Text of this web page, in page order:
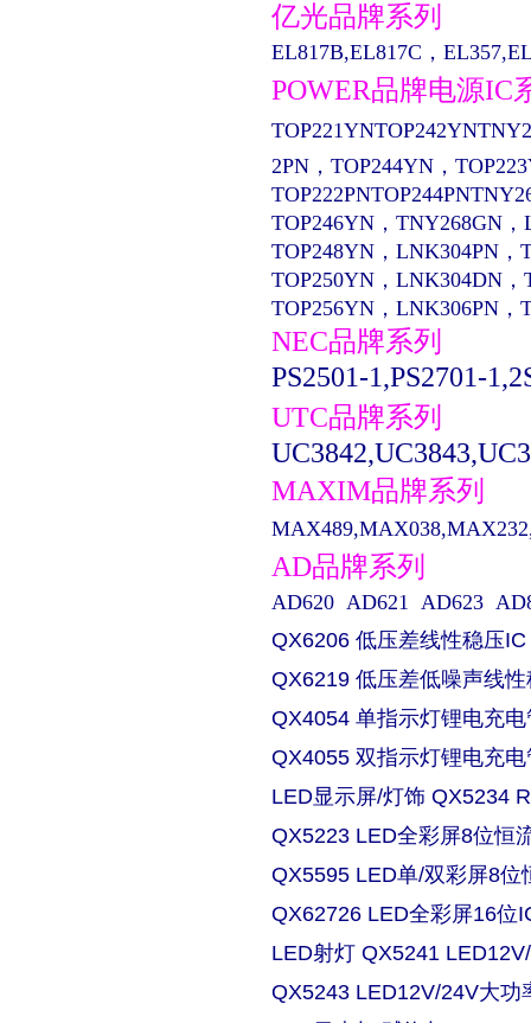
亿光品牌系列
EL817B,EL817C，
POWER品牌电源IC
2PN，TOP244YN，
TOP246YN，TNY268GN
TOP248YN，LNK304PN，
TOP250YN，LNK304DN，
TOP256YN，LNK306PN
NEC品牌系列
PS2501-1,PS2701-
UTC品牌系列
MAXIM品牌系列
AD品牌系列
AD620 AD621 AD623
QX6206 低压差线性稳压IC
QX6219 低压差低噪声线
QX4054 单指示灯锂电充
QX4055 双指示灯锂电充
LED显示屏/灯饰 QX5234
QX5223 LED全彩屏8位恒
QX5595 LED单/双彩屏8位
QX62726 LED全彩屏16位
LED射灯 QX5241
QX5243 LED12V/24V大